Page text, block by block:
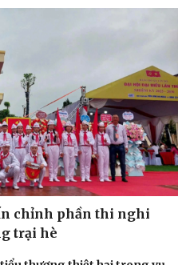
chỉnh phần thi nghi
trại hè